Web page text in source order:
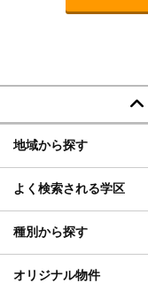
地域から探す
よく検索される学区
種別から探す
オリジナル物件